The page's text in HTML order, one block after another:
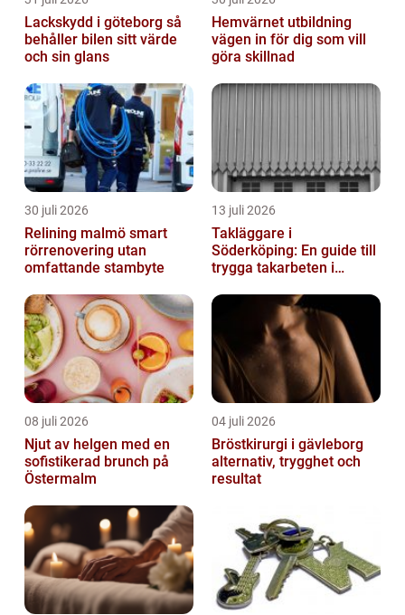
Lackskydd i göteborg så
behåller bilen sitt värde
och sin glans
Hemvärnet utbildning
vägen in för dig som vill
göra skillnad
30 juli 2026
Relining malmö smart
rörrenovering utan
omfattande stambyte
13 juli 2026
Takläggare i
Söderköping: En guide till
trygga takarbeten i
08 juli 2026
Njut av helgen med en
sofistikerad brunch på
Östermalm
04 juli 2026
Bröstkirurgi i gävleborg
alternativ, trygghet och
resultat